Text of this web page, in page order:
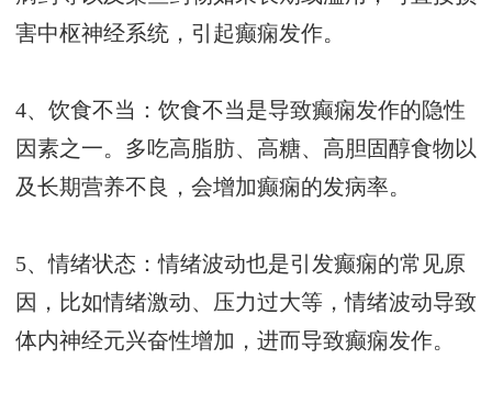
害中枢神经系统，引起癫痫发作。
4、饮食不当：饮食不当是导致癫痫发作的隐性
因素之一。多吃高脂肪、高糖、高胆固醇食物以
及长期营养不良，会增加癫痫的发病率。
5、情绪状态：情绪波动也是引发癫痫的常见原
因，比如情绪激动、压力过大等，情绪波动导致
体内神经元兴奋性增加，进而导致癫痫发作。